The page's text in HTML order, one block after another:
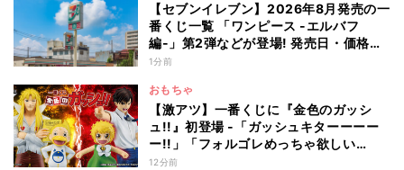
【セブンイレブン】2026年8月発売の一
番くじ一覧 「ワンピース -エルバフ
編-」第2弾などが登場! 発売日・価格・
賞品まとめ
1分前
おもちゃ
【激アツ】一番くじに『金色のガッシ
ュ!!』初登場 -「ガッシュキターーーー
ー!!」「フォルゴレめっちゃ欲しい
wwww」とSNS大盛り上がり! A～D賞
12分前